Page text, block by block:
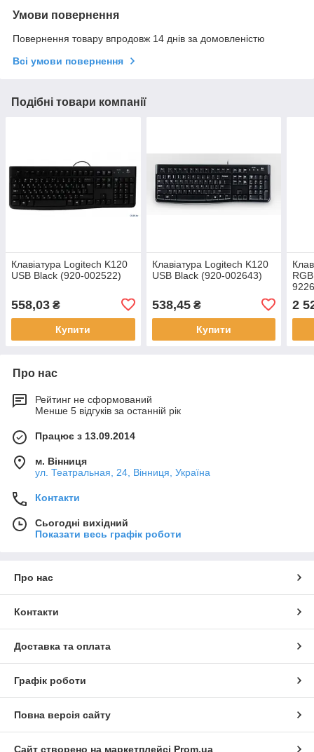
Умови повернення
Повернення товару впродовж 14 днів за домовленістю
Всі умови повернення
Подібні товари компанії
Клавіатура Logitech K120
USB Black (920-002522)
558,03 ₴
Купити
Клавіатура Logitech K120
USB Black (920-002643)
538,45₴
Купити
2
Про нас
Рейтинг не сформований
Менше 5 відгуків за останній рік
Працює з 13.09.2014
м. Вінниця
ул. Театральная, 24, Вінниця, Україна
Контакти
Сьогодні вихідний
Показати весь графік роботи
Про нас
Контакти
Доставка та оплата
Графік роботи
Повна версія сайту
Сайт створено на маркетплейсі Prom.ua